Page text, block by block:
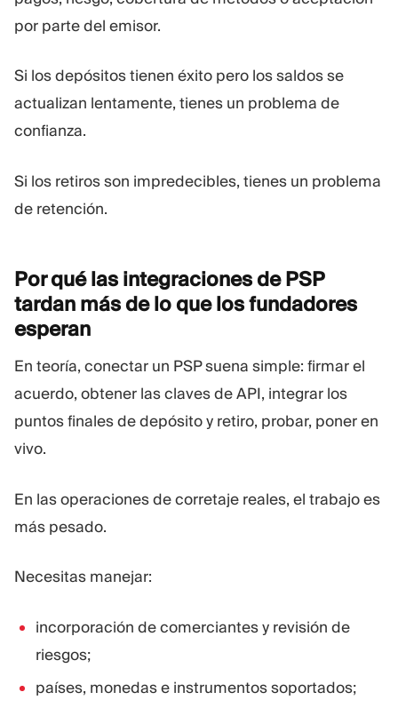
por parte del emisor.
Si los depósitos tienen éxito pero los saldos se
actualizan lentamente, tienes un problema de
confianza.
Si los retiros son impredecibles, tienes un problema
de retención.
Por qué las integraciones de PSP
tardan más de lo que los fundadores
esperan
En teoría, conectar un PSP suena simple: firmar el
acuerdo, obtener las claves de API, integrar los
puntos finales de depósito y retiro, probar, poner en
vivo.
En las operaciones de corretaje reales, el trabajo es
más pesado.
Necesitas manejar:
incorporación de comerciantes y revisión de
riesgos;
países, monedas e instrumentos soportados;